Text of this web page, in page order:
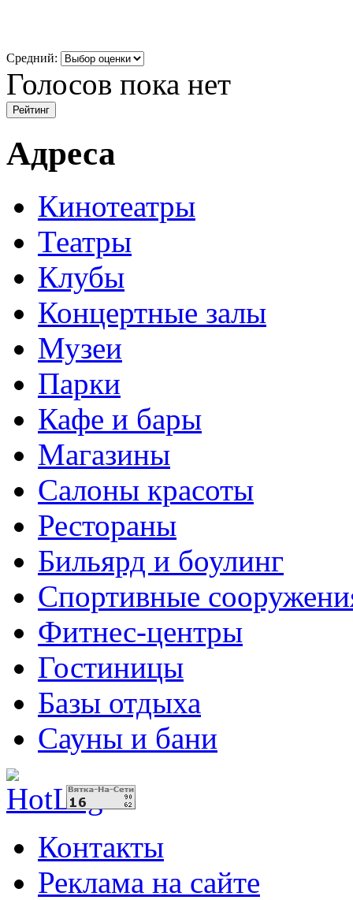
Средний:
Голосов пока нет
Адреса
Кинотеатры
Театры
Клубы
Концертные залы
Музеи
Парки
Кафе и бары
Магазины
Салоны красоты
Рестораны
Бильярд и боулинг
Спортивные
Фитнес-центры
Гостиницы
Базы отдыха
Сауны и бани
Контакты
Реклама на сайте